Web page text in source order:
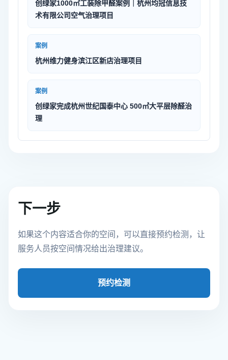
创绿家1000㎡工装除甲醛案例｜杭州均冠信息技
术有限公司空气治理项目
案例
杭州维力健身滨江区新店治理项目
案例
创绿家完成杭州世纪国泰中心 500㎡大平层除醛治
理
下一步
如果这个内容适合你的空间，可以直接预约检测，让
服务人员按空间情况给出治理建议。
预约检测